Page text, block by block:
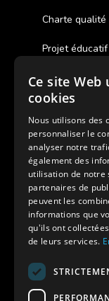
Charte qualité
Projet éducatif
Des colonies
Assurances
Aides
Charte de
Vacances
Modes de
Ce site Web
cookies
Nous utilisons des
personnaliser le
analyser notre
également des
utilisation de notre
partenaires de
peuvent les
informations que
qu'ils ont
de leurs services.